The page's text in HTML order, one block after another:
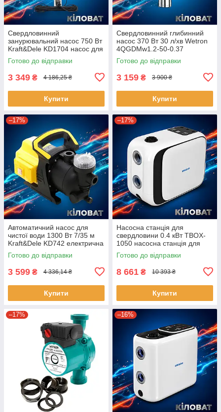
Свердловинний
занурювальний насос 750 Вт
Kraft&Dele KD1704 насос для
перекачування чистої води
водяна помпа побутовий
Готово до відправки
3 349 ₴ 4 186,25 ₴
Купити
Свердловинний глибинний
насос 370 Вт 30 л/хв Wetron
4QGDMw1.2-50-0.37
шнековий насос для
перекачування води з
Готово до відправки
3 159 ₴ 3 900 ₴
Купити
–17%
Автоматичний насос для
чистої води 1300 Вт 7/35 м
Kraft&Dele KD742 електрична
помпа для садового
водопостачання садовий
Готово до відправки
3 599 ₴ 4 336,14 ₴
Купити
–17%
Насосна станція для
свердловини 0.4 кВт TBOX-
1050 насосна станція для
автоматичного водозабору
Готово до відправки
8 661 ₴ 10 393 ₴
Купити
–17% –16%